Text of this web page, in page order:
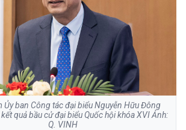
Ủy ban Công tác đại biểu Nguyễn Hữu Đông
quả bầu cử đại biểu Quốc hội khóa XVI Ảnh:
Q. VINH